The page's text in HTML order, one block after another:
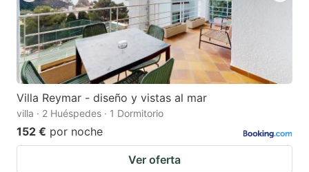
Villa Reymar - diseño y vistas al mar
villa · 2 Huéspedes · 1 Dormitorio
152 € por noche
Ver oferta